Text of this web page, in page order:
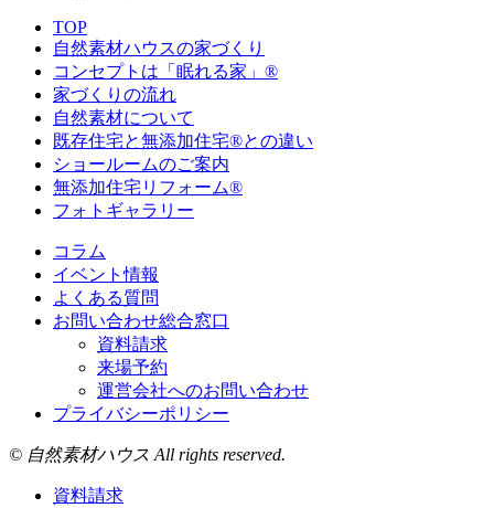
TOP
自然素材ハウスの家づくり
コンセプトは「眠れる家」®
家づくりの流れ
自然素材について
既存住宅と無添加住宅®との違い
ショールームのご案内
無添加住宅リフォーム®
フォトギャラリー
コラム
イベント情報
よくある質問
お問い合わせ総合窓口
資料請求
来場予約
運営会社へのお問い合わせ
プライバシーポリシー
© 自然素材ハウス All rights reserved.
資料請求